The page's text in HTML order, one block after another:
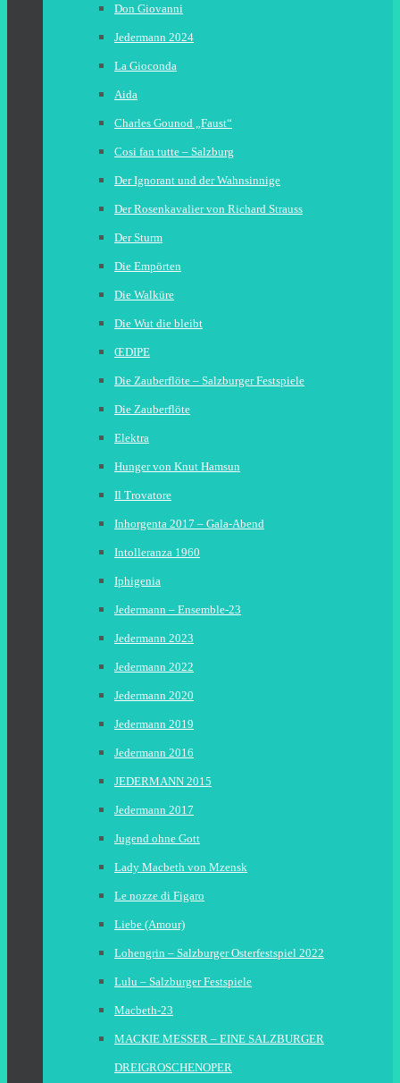
Don Giovanni
Jedermann 2024
La Gioconda
Aida
Charles Gounod „Faust“
Cosi fan tutte – Salzburg
Der Ignorant und der Wahnsinnige
Der Rosenkavalier von Richard Strauss
Der Sturm
Die Empörten
Die Walküre
Die Wut die bleibt
ŒDIPE
Die Zauberflöte – Salzburger Festspiele
Die Zauberflöte
Elektra
Hunger von Knut Hamsun
Il Trovatore
Inhorgenta 2017 – Gala-Abend
Intolleranza 1960
Iphigenia
Jedermann – Ensemble-23
Jedermann 2023
Jedermann 2022
Jedermann 2020
Jedermann 2019
Jedermann 2016
JEDERMANN 2015
Jedermann 2017
Jugend ohne Gott
Lady Macbeth von Mzensk
Le nozze di Figaro
Liebe (Amour)
Lohengrin – Salzburger Osterfestspiel 2022
Lulu – Salzburger Festspiele
Macbeth-23
MACKIE MESSER – EINE SALZBURGER
DREIGROSCHENOPER